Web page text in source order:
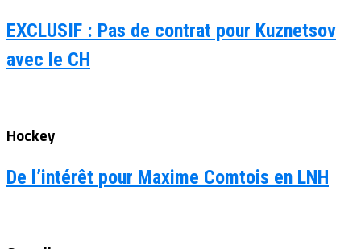
EXCLUSIF : Pas de contrat pour Kuznetsov
avec le CH
Hockey
De l’intérêt pour Maxime Comtois en LNH